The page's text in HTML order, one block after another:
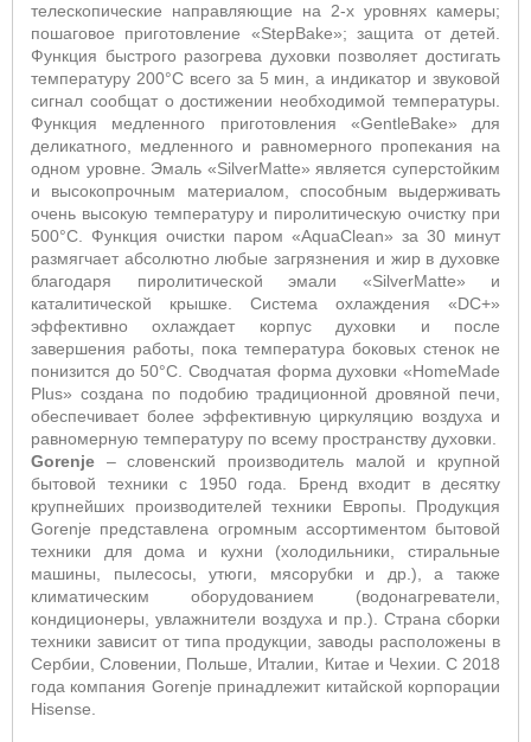
телескопические направляющие на 2-х уровнях камеры;
пошаговое приготовление «StepBake»; защита от детей.
Функция быстрого разогрева духовки позволяет достигать
температуру 200°С всего за 5 мин, а индикатор и звуковой
сигнал сообщат о достижении необходимой температуры.
Функция медленного приготовления «GentleBake» для
деликатного, медленного и равномерного пропекания на
одном уровне. Эмаль «SilverMatte» является суперстойким
и высокопрочным материалом, способным выдерживать
очень высокую температуру и пиролитическую очистку при
500°С. Функция очистки паром «AquaClean» за 30 минут
размягчает абсолютно любые загрязнения и жир в духовке
благодаря пиролитической эмали «SilverMatte» и
каталитической крышке. Система охлаждения «DC+»
эффективно охлаждает корпус духовки и после
завершения работы, пока температура боковых стенок не
понизится до 50°С. Сводчатая форма духовки «HomeMade
Plus» создана по подобию традиционной дровяной печи,
обеспечивает более эффективную циркуляцию воздуха и
равномерную температуру по всему пространству духовки.
Gorenje – словенский производитель малой и крупной
бытовой техники с 1950 года. Бренд входит в десятку
крупнейших производителей техники Европы. Продукция
Gorenje представлена огромным ассортиментом бытовой
техники для дома и кухни (холодильники, стиральные
машины, пылесосы, утюги, мясорубки и др.), а также
климатическим оборудованием (водонагреватели,
кондиционеры, увлажнители воздуха и пр.). Страна сборки
техники зависит от типа продукции, заводы расположены в
Сербии, Словении, Польше, Италии, Китае и Чехии. С 2018
года компания Gorenje принадлежит китайской корпорации
Hisense.